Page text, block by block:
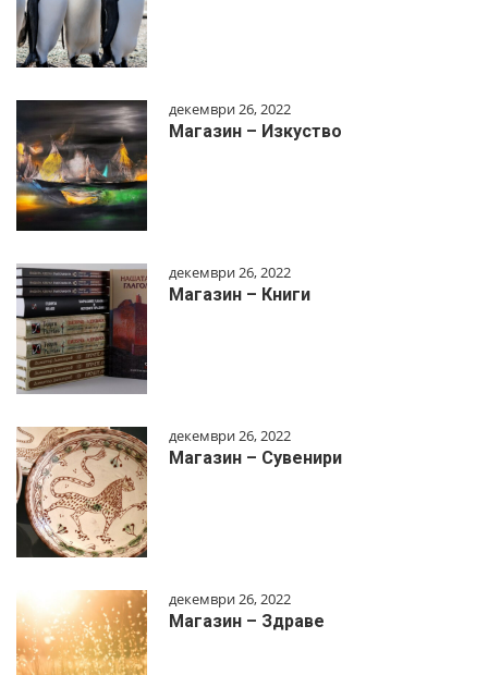
декември 26, 2022
Магазин – Изкуство
декември 26, 2022
Магазин – Книги
декември 26, 2022
Магазин – Сувенири
декември 26, 2022
Магазин – Здраве